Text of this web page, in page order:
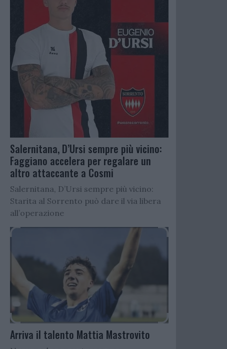
Salernitana, D’Ursi sempre più vicino:
Faggiano accelera per regalare un
altro attaccante a Cosmi
Salernitana, D’Ursi sempre più vicino:
Starita al Sorrento può dare il via libera
all’operazione
Arriva il talento Mattia Mastrovito